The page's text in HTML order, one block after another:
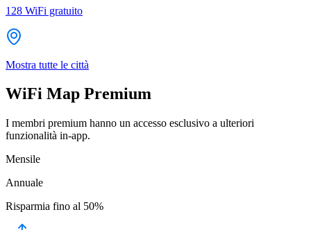
128 WiFi gratuito
Mostra tutte le città
WiFi Map Premium
I membri premium hanno un accesso esclusivo a ulteriori
funzionalità in-app.
Mensile
Annuale
Risparmia fino al 50%